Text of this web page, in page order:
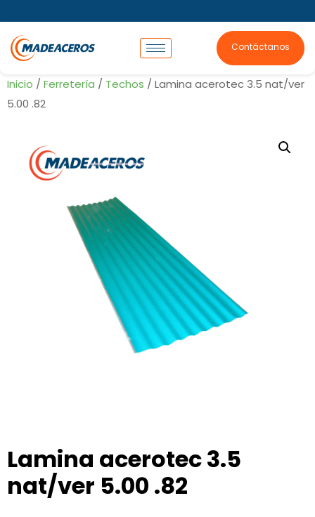
Contáctanos
Inicio / Ferretería / Techos / Lamina acerotec 3.5 nat/ver
5.00 .82
Lamina acerotec 3.5
nat/ver 5.00 .82